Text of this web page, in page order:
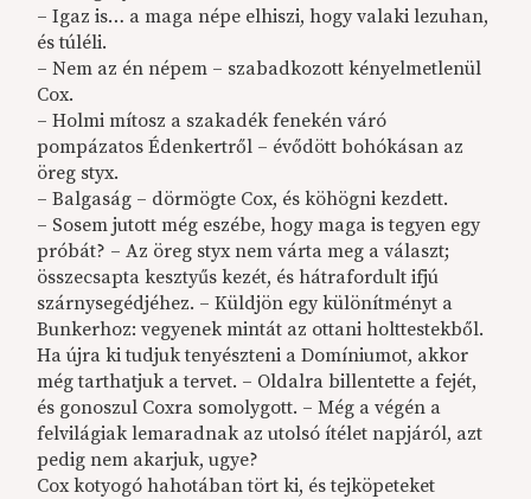
– Igaz is… a maga népe elhiszi, hogy valaki lezuhan,
és túléli.
– Nem az én népem – szabadkozott kényelmetlenül
Cox.
– Holmi mítosz a szakadék fenekén váró
pompázatos Édenkertről – évődött bohókásan az
öreg styx.
– Balgaság – dörmögte Cox, és köhögni kezdett.
– Sosem jutott még eszébe, hogy maga is tegyen egy
próbát? – Az öreg styx nem várta meg a választ;
összecsapta kesztyűs kezét, és hátrafordult ifjú
szárnysegédjéhez. – Küldjön egy különítményt a
Bunkerhoz: vegyenek mintát az ottani holttestekből.
Ha újra ki tudjuk tenyészteni a Domíniumot, akkor
még tarthatjuk a tervet. – Oldalra billentette a fejét,
és gonoszul Coxra somolygott. – Még a végén a
felvilágiak lemaradnak az utolsó ítélet napjáról, azt
pedig nem akarjuk, ugye?
Cox kotyogó hahotában tört ki, és tejköpeteket